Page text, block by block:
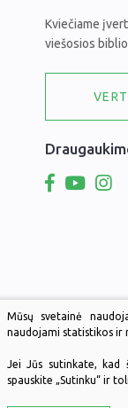
Kviečiame
viešosios
Mūsų svetainė
naudojami statistikos ir
Jei Jūs sutinkate, kad
spauskite „Sutinku“ ir